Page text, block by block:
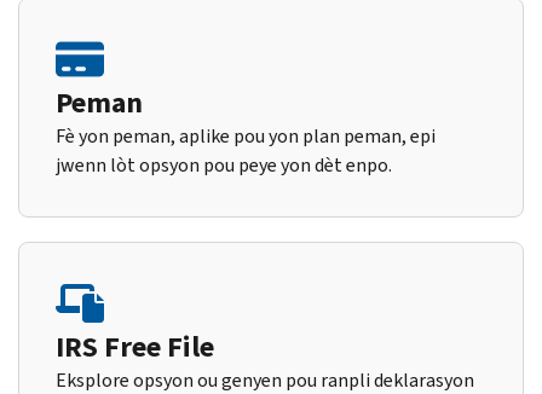
Peman
Fè yon peman, aplike pou yon plan peman, epi
jwenn lòt opsyon pou peye yon dèt enpo.
IRS Free File
Eksplore opsyon ou genyen pou ranpli deklarasyon